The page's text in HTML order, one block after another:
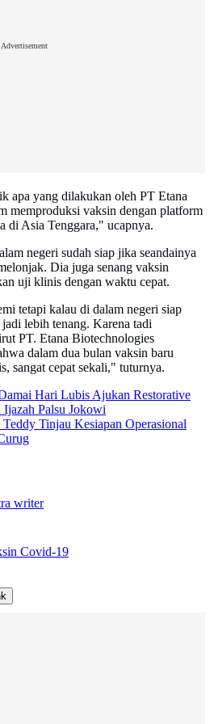
Advertisement
apa yang dilakukan oleh PT Etana
memproduksi vaksin dengan platform
di Asia Tenggara," ucapnya.
negeri sudah siap jika seandainya
Dia juga senang vaksin
uji klinis dengan waktu cepat.
tetapi kalau di dalam negeri siap
lebih tenang. Karena tadi
PT. Etana Biotechnologies
dalam dua bulan vaksin baru
sangat cepat sekali," tuturnya.
Hari Lubis Ajukan Restorative
Ijazah Palsu Jokowi
Teddy Tinjau Kesiapan Operasional
writer
Covid-19